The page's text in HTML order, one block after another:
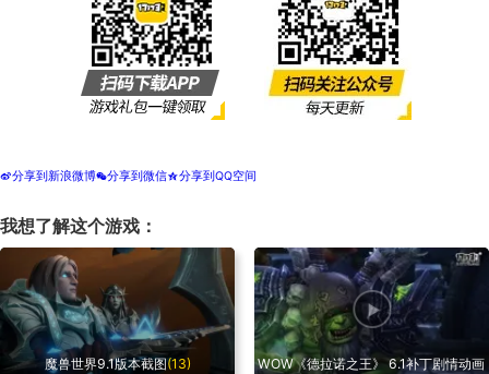
t分享到新浪微博w分享到微信z分享到QQ空间
我想了解这个游戏：
魔兽世界9.1版本截图(13)
WOW《德拉诺之王》 6.1补丁剧情动画